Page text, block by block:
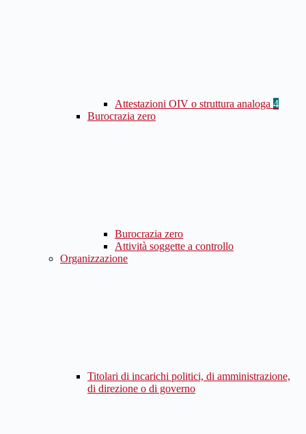
Attestazioni OIV o struttura analoga 4
Burocrazia zero
Burocrazia zero
Attività soggette a controllo
Organizzazione
Titolari di incarichi politici, di amministrazione,
di direzione o di governo